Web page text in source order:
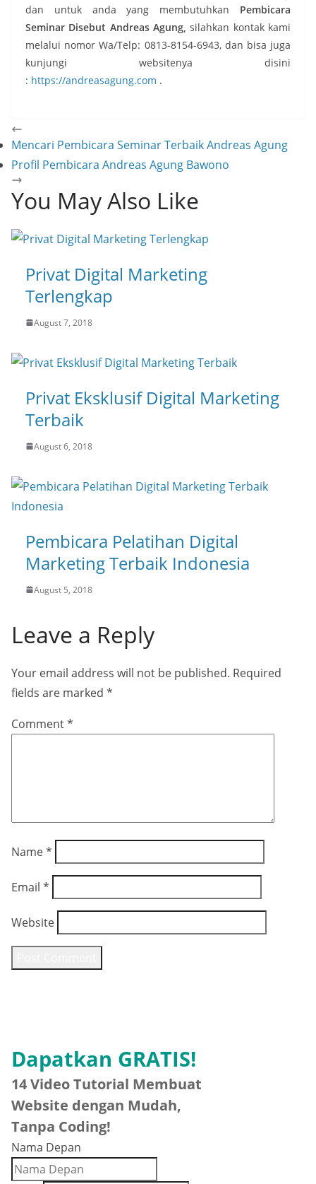
dan untuk anda yang membutuhkan Pembicara
Seminar Disebut Andreas Agung, silahkan kontak kami
melalui nomor Wa/Telp: 0813-8154-6943, dan bisa juga
kunjungi websitenya disini
: https://andreasagung.com .
Mencari Pembicara Seminar Terbaik Andreas Agung
Profil Pembicara Andreas Agung Bawono
You May Also Like
Privat Digital Marketing
Terlengkap
August 7, 2018
Privat Eksklusif Digital Marketing
Terbaik
August 6, 2018
Pembicara Pelatihan Digital
Marketing Terbaik Indonesia
August 5, 2018
Leave a Reply
Your email address will not be published. Required
fields are marked *
Comment*
Name*
Email *
Website
Dapatkan GRATIS!
14 Video Tutorial Membuat
Website dengan Mudah,
Tanpa Coding!
Nama Depan